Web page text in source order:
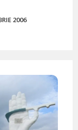
2006